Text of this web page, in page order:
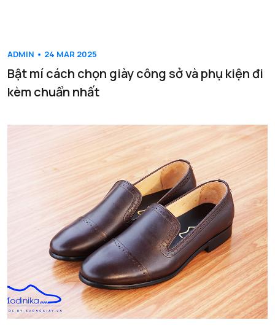
ADMIN • 24 MAR 2025
Bật mí cách chọn giày công sở và phụ kiện đi
kèm chuẩn nhất